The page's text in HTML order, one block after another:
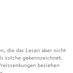
die das Lesen aber nicht
solche gekennzeichnet.
beziehen